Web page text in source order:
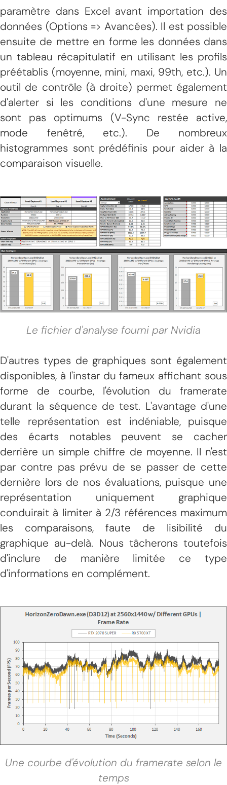
paramètre dans Excel avant importation des
données (Options => Avancées). Il est possible
ensuite de mettre en forme les données dans
un tableau récapitulatif en utilisant les profils
préétablis (moyenne, mini, maxi, 99th, etc.). Un
outil de contrôle (à droite) permet également
d'alerter si les conditions d'une mesure ne
sont pas optimums (V-Sync restée active,
mode fenêtré, etc.). De nombreux
histogrammes sont prédéfinis pour aider à la
comparaison visuelle.
Le fichier d'analyse fourni par Nvidia
D'autres types de graphiques sont également
disponibles, à l'instar du fameux affichant sous
forme de courbe, l'évolution du framerate
durant la séquence de test. L'avantage d'une
telle représentation est indéniable, puisque
des écarts notables peuvent se cacher
derrière un simple chiffre de moyenne. Il n'est
par contre pas prévu de se passer de cette
dernière lors de nos évaluations, puisque une
représentation uniquement graphique
conduirait à limiter à 2/3 références maximum
les comparaisons, faute de lisibilité du
graphique au-delà. Nous tâcherons toutefois
d'inclure de manière limitée ce type
d'informations en complément.
Une courbe d'évolution du framerate selon le
temps